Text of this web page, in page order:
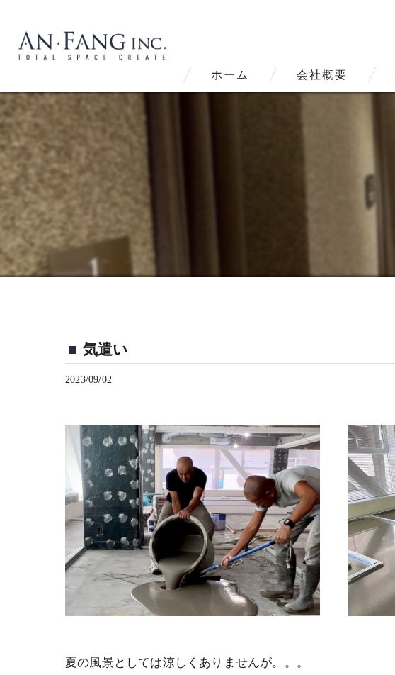
ホーム 会社概要
気遣い
2023/09/02
夏の風景としては涼しくありませんが。。。